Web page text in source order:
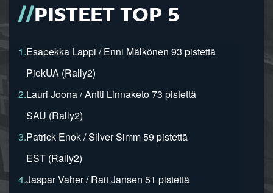
PISTEET TOP 5
1.Esapekka Lappi / Enni Mälkönen 93 pistettä
PiekUA (Rally2)
2.Lauri Joona / Antti Linnaketo 73 pistettä
SAU (Rally2)
3.Patrick Enok / Silver Simm 59 pistettä
EST (Rally2)
4.Jaspar Vaher / Rait Jansen 51 pistettä